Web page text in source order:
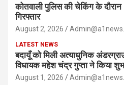
कोतवाली पुलिस की चेकिंग के
गिरफ्तार
August 2, 2026
LATEST NEWS
बदायूँ को मिली अत्याधुनिक
विधायक महेश चंद्र गुप्ता ने किया
August 1, 2026